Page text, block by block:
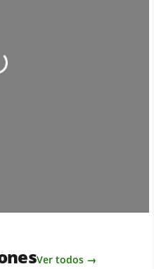
Ver todos →